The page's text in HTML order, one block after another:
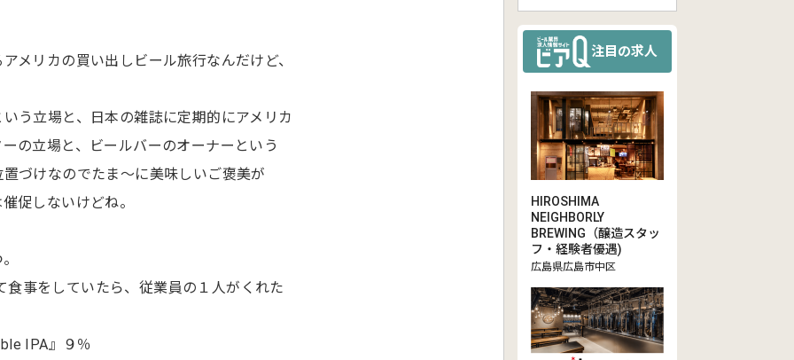
メリカの買い出しビール旅行なんだけど、
う立場と、日本の雑誌に定期的にアメリカ
の立場と、ビールバーのオーナーという
づけなのでたま〜に美味しいご褒美が
促しないけどね。
食事をしていたら、従業員の１人がくれた
IPA』９％
注目の求人
HIROSHIMA
NEIGHBORLY
BREWING（醸造スタッ
フ・経験者優遇)
広島県広島市中区